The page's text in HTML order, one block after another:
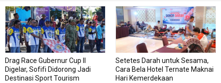
Drag Race Gubernur Cup II
Digelar, Sofifi Didorong Jadi
Destinasi Sport Tourism
Setetes Darah untuk Sesama,
Cara Bela Hotel Ternate Maknai
Hari Kemerdekaan